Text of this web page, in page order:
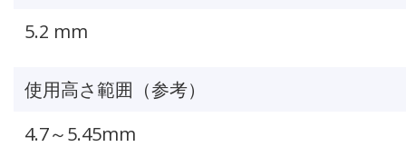
5.2 mm
使用高さ範囲（参考）
4.7～5.45mm